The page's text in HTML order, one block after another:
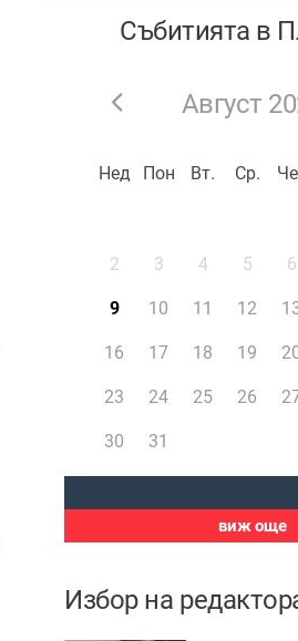
Събитията в
Август
Нед Пон Вт. Ср.
2 3 4 5 6
9 10 11 12
16 17 18 19
23 24 25 26
30 31
виж още
Избор на